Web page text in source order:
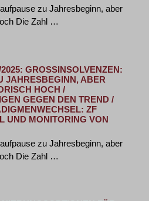
zu Jahresbeginn, aber
Die Zahl …
GROSSINSOLVENZEN: V
ABER Z
HOCH / B
GEGEN DEN TREND / D
ZF V
MONITORING VON A
zu Jahresbeginn, aber
Die Zahl …